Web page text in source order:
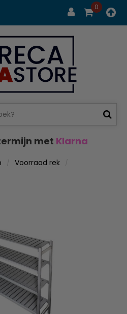
0
met Klarna
Voorraad rek